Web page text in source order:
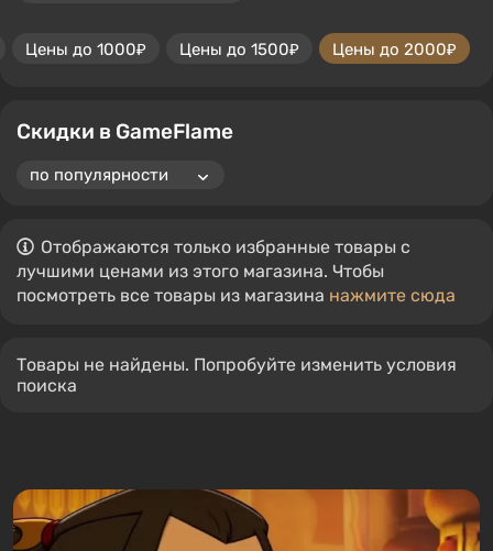
Цены до 1000₽ Цены до 1500₽ Цены до 2000₽
Скидки в GameFlame
Отображаются только избранные товары с
лучшими ценами из этого магазина. Чтобы
посмотреть все товары из магазина нажмите сюда
Товары не найдены. Попробуйте изменить условия
поиска